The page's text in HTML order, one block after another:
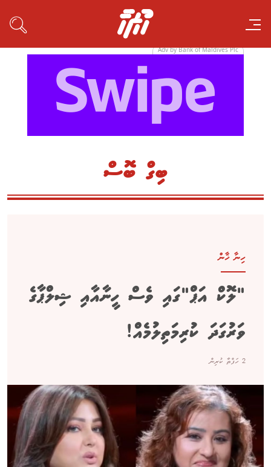
Adv by Bank of Maldives Plc
ބިގް ބޮސް
ހިނާ ޚާން
"ލޮކް އަޕް"ގައި ވެސް ހީނާއާއި ޝިލްޕާގެ
ވަރުގަދަ ކުރިމަތިލުމެއް!
2 ހަފްތާ ކުރިން